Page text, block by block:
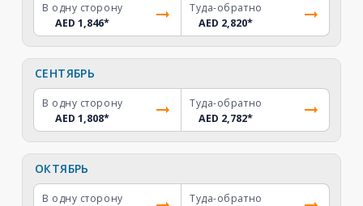
В одну сторону
AED 1,846*
Туда-обратно
AED 2,820*
СЕНТЯБРЬ
В одну сторону
AED 1,808*
Туда-обратно
AED 2,782*
ОКТЯБРЬ
В одну сторону
Туда-обратно